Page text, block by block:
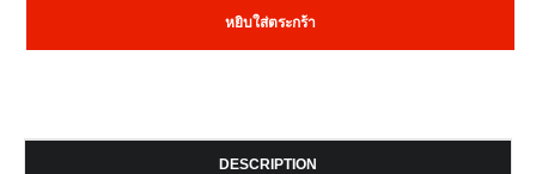
DESCRIPTION